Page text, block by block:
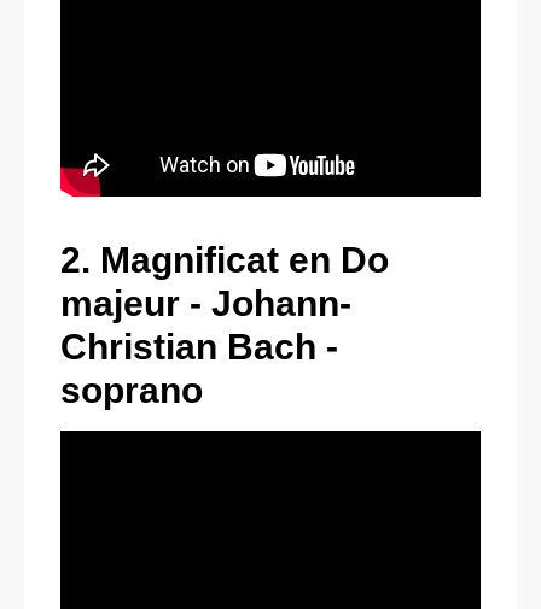
2. Magnificat en Do
majeur - Johann-
Christian Bach -
soprano